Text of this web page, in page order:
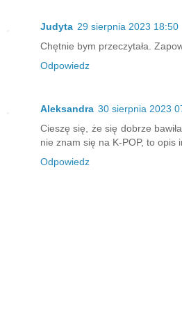
Judyta 29 sierpnia 2023 18:50
Chętnie bym przeczytała.
Odpowiedz
Aleksandra 30 sierpnia 2023
Cieszę się, że się dobrze
nie znam się na K-POP, to opis
Odpowiedz